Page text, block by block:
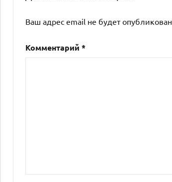
Ваш адрес email не будет опубликован.
Комментарий *